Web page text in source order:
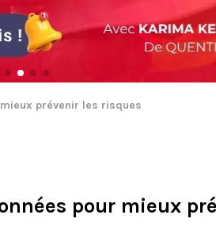
prévenir les risques
pour mieux